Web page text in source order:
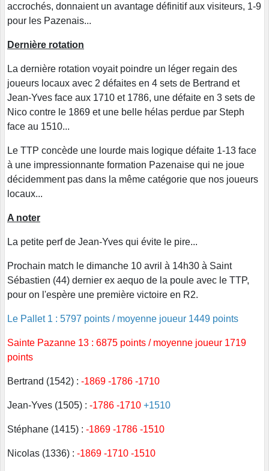
accrochés, donnaient un avantage définitif aux visiteurs, 1-9
pour les Pazenais...
Dernière rotation
La dernière rotation voyait poindre un léger regain des
joueurs locaux avec 2 défaites en 4 sets de Bertrand et
Jean-Yves face aux 1710 et 1786, une défaite en 3 sets de
Nico contre le 1869 et une belle hélas perdue par Steph
face au 1510...
Le TTP concède une lourde mais logique défaite 1-13 face
à une impressionnante formation Pazenaise qui ne joue
décidemment pas dans la même catégorie que nos joueurs
locaux...
A noter
La petite perf de Jean-Yves qui évite le pire...
Prochain match le dimanche 10 avril à 14h30 à Saint
Sébastien (44) dernier ex aequo de la poule avec le TTP,
pour on l'espère une première victoire en R2.
Le Pallet 1 : 5797 points / moyenne joueur 1449 points
Sainte Pazanne 13 : 6875 points / moyenne joueur 1719
points
Bertrand (1542) : -1869 -1786 -1710
Jean-Yves (1505) : -1786 -1710 +1510
Stéphane (1415) : -1869 -1786 -1510
Nicolas (1336) : -1869 -1710 -1510